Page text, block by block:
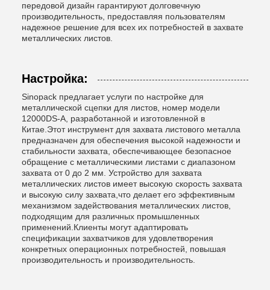
передовой дизайн гарантируют долговечную
производительность, предоставляя пользователям
надежное решение для всех их потребностей в захвате
металлических листов.
Настройка:
Sinopack предлагает услуги по настройке для
металлической сцепки для листов, номер модели
12000DS-A, разработанной и изготовленной в
Китае.Этот инструмент для захвата листового металла
предназначен для обеспечения высокой надежности и
стабильности захвата, обеспечивающее безопасное
обращение с металлическими листами с диапазоном
захвата от 0 до 2 мм. Устройство для захвата
металлических листов имеет высокую скорость захвата
и высокую силу захвата,что делает его эффективным
механизмом задействования металлических листов,
подходящим для различных промышленных
применений.Клиенты могут адаптировать
спецификации захватчиков для удовлетворения
конкретных операционных потребностей, повышая
производительность и производительность.